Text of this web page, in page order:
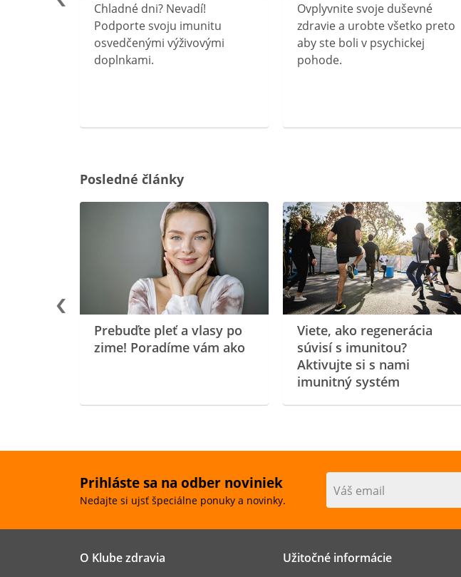
Chladné dni? Nevadí!
Podporte svoju imunitu
osvedčenými výživovými
doplnkami.
Ovplyvnite svoje duševné
zdravie a urobte všetko preto
aby ste boli v psychickej
pohode.
Posledné články
Prebuďte pleť a vlasy po
zime! Poradíme vám ako
Viete, ako regenerácia
súvisí s imunitou?
Aktivujte si s nami
imunitný systém
Prihláste sa na odber noviniek
Nedajte si ujsť špeciálne ponuky a novinky.
Váš email
O Klube zdravia Užitočné informácie